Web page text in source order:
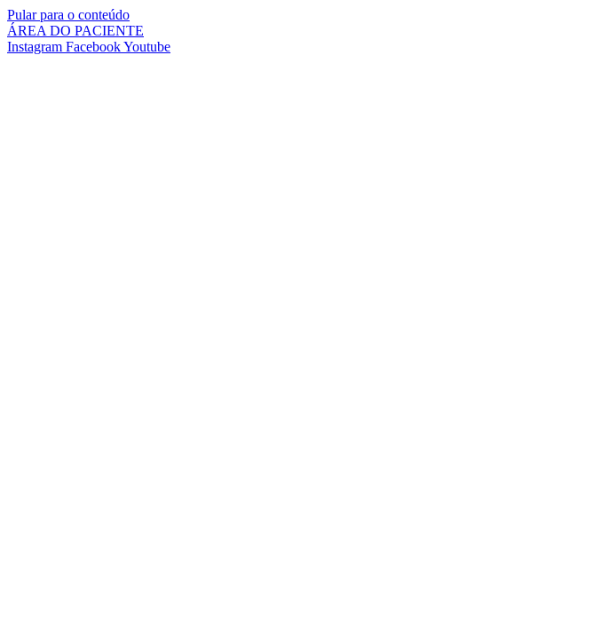
Pular para o conteúdo
ÁREA DO PACIENTE
Instagram FacebookYoutube